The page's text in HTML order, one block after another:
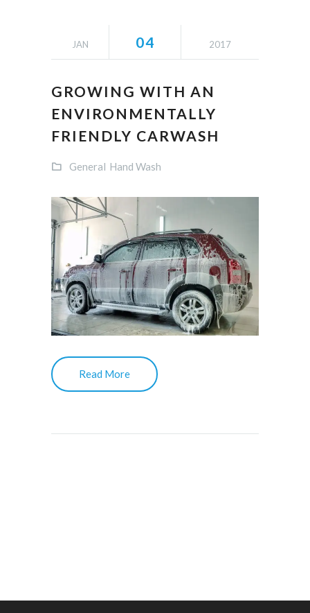
JAN 04 2017
GROWING WITH AN
ENVIRONMENTALLY
FRIENDLY CARWASH
General Hand Wash
Read More